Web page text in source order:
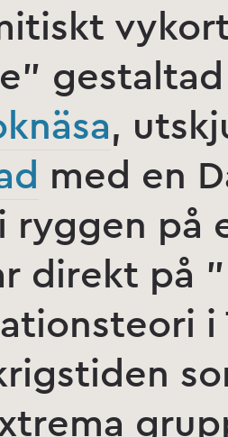
,
med en
ryggen på
direkt på
i